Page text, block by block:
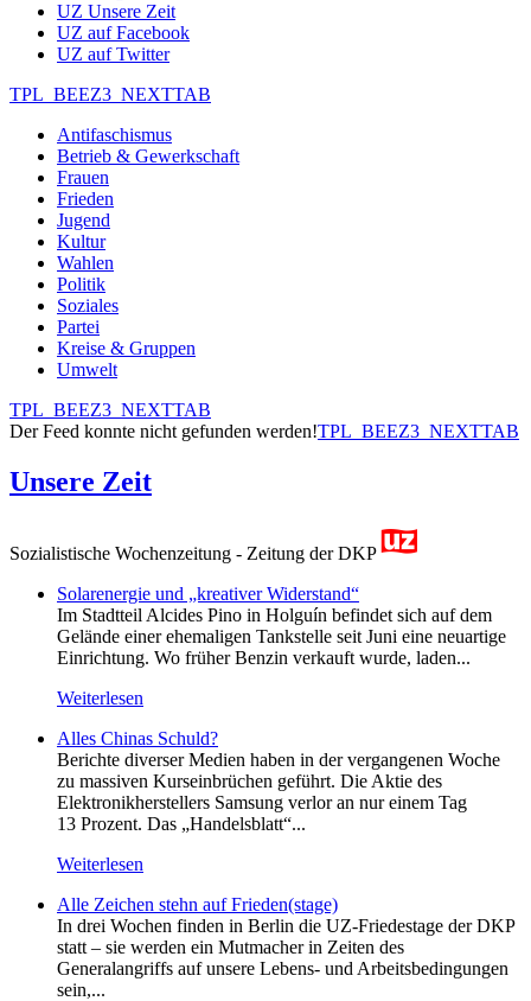
UZ Unsere Zeit
UZ auf Facebook
UZ auf Twitter
TPL_BEEZ3_NEXTTAB
Antifaschismus
Betrieb & Gewerkschaft
Frauen
Frieden
Jugend
Kultur
Wahlen
Politik
Soziales
Partei
Kreise & Gruppen
Umwelt
TPL_BEEZ3_NEXTTAB
Der Feed konnte nicht gefunden werden!TPL_BEEZ3_NEXTTAB
Unsere Zeit
Sozialistische Wochenzeitung - Zeitung der DKP
Solarenergie und „kreativer Widerstand“
Im Stadtteil Alcides Pino in Holguín befindet sich auf dem
Gelände einer ehemaligen Tankstelle seit Juni eine neuartige
Einrichtung. Wo früher Benzin verkauft wurde, laden...
Weiterlesen
Alles Chinas Schuld?
Berichte diverser Medien haben in der vergangenen Woche
zu massiven Kurseinbrüchen geführt. Die Aktie des
Elektronikherstellers Samsung verlor an nur einem Tag
13 Prozent. Das „Handelsblatt“...
Weiterlesen
Alle Zeichen stehn auf Frieden(stage)
In drei Wochen finden in Berlin die UZ-Friedestage der DKP
statt – sie werden ein Mutmacher in Zeiten des
Generalangriffs auf unsere Lebens- und Arbeitsbedingungen
sein,...